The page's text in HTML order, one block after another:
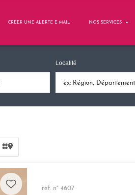
CRÉER UNE ALERTE E-MAIL NOS SERVICES
Localité
ref. n° 4607